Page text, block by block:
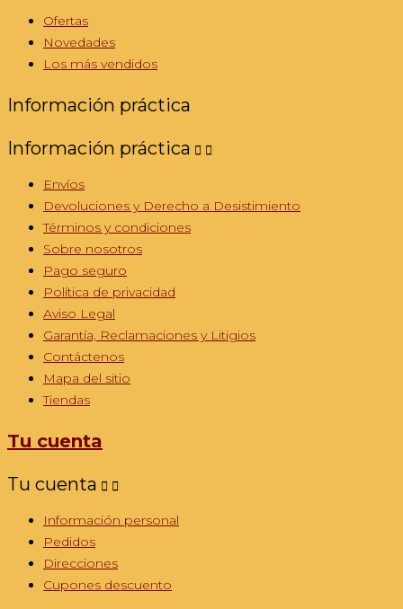
Ofertas
Novedades
Los más vendidos
Información práctica
Información práctica  
Envíos
Devoluciones y Derecho a Desistimiento
Términos y condiciones
Sobre nosotros
Pago seguro
Política de privacidad
Aviso Legal
Garantía, Reclamaciones y Litigios
Contáctenos
Mapa del sitio
Tiendas
Tu cuenta
Tu cuenta  
Información personal
Pedidos
Direcciones
Cupones descuento